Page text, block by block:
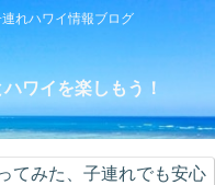
れハワイ情報ブログ
ワイを楽しもう！
てみた、子連れでも安心